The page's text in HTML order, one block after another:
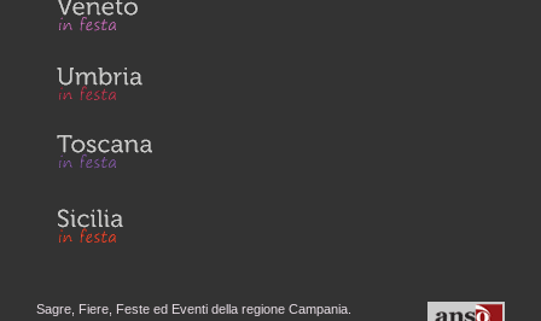
Sagre, Fiere, Feste ed Eventi della regione Campania.